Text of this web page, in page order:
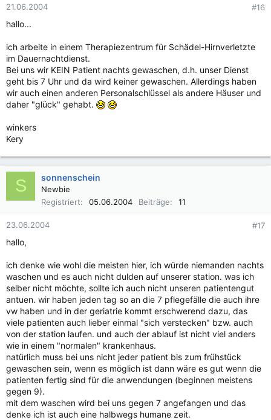
21.06.2004 #16
hallo...
ich arbeite in einem Therapiezentrum für Schädel-Hirnverletzte
im Dauernachtdienst.
Bei uns wir KEIN Patient nachts gewaschen, d.h. unser Dienst
geht bis 7 Uhr und da wird keiner gewaschen. Allerdings haben
wir auch einen anderen Personalschlüssel als andere Häuser und
daher "glück" gehabt.
winkers
Kery
S sonnenschein
Newbie
Registriert
05.06.2004 Beiträge 11
23.06.2004 #17
hallo,
ich denke wie wohl die meisten hier, ich würde niemanden nachts
waschen und es auch nicht dulden auf unserer station. was ich
selber nicht möchte, sollte ich auch nicht unseren patientengut
antuen. wir haben jeden tag so an die 7 pflegefälle die auch ihre
vw haben und in der geriatrie kommt erschwerend dazu, das
viele patienten auch lieber einmal "sich verstecken" bzw. auch
von der station laufen. und auch der ablauf ist nicht viel anders
wie in einem "normalen" krankenhaus.
natürlich muss bei uns nicht jeder patient bis zum frühstück
gewaschen sein, wenn es möglich ist dann wäre es gut wenn die
patienten fertig sind für die anwendungen (beginnen meistens
gegen 9).
mit dem waschen wird bei uns gegen 7 angefangen und das
denke ich ist auch eine halbwegs humane zeit.